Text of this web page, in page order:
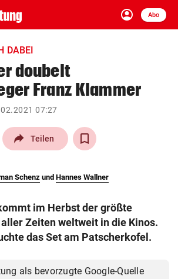
account_circle
Anmelden
Abo
close Schließen
arrow_right
arrow_right
GmbH & Co KG 2026
DABEI
doubelt
Franz Klammer
07:27
Teilen
Schenz und Hannes Wallner
im Herbst der größte
Zeiten weltweit in die Kinos.
das Set am Patscherkofel.
als bevorzugte Google-Quelle